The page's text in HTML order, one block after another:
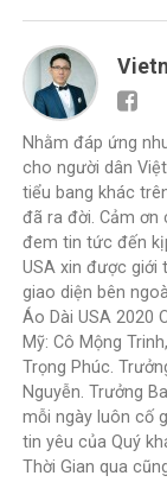
Nhằm đáp ứng
cho người dân
tiểu bang khác
đã ra đời. Cảm
đem tin tức đến
USA xin được giới
giao diện bên
Áo Dài USA 2020
Mỹ: Cô Mộng
Trọng Phúc.
Nguyễn. Trưởng
mỗi ngày luôn cố
tin yêu của Quý
Thời Gian qua